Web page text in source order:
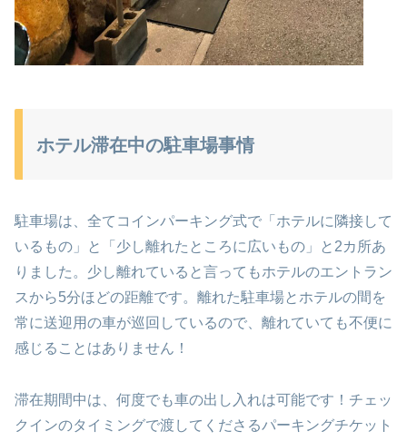
ホテル滞在中の駐車場事情
駐車場は、全てコインパーキング式で「ホテルに隣接して
いるもの」と「少し離れたところに広いもの」と2カ所あ
りました。少し離れていると言ってもホテルのエントラン
スから5分ほどの距離です。離れた駐車場とホテルの間を
常に送迎用の車が巡回しているので、離れていても不便に
感じることはありません！
滞在期間中は、何度でも車の出し入れは可能です！チェッ
クインのタイミングで渡してくださるパーキングチケット